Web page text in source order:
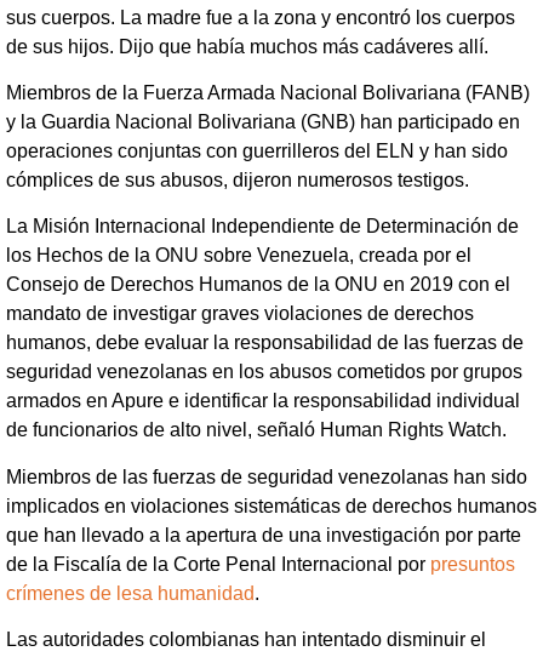
sus cuerpos. La madre fue a la zona y encontró los cuerpos
de sus hijos. Dijo que había muchos más cadáveres allí.
Miembros de la Fuerza Armada Nacional Bolivariana (FANB)
y la Guardia Nacional Bolivariana (GNB) han participado en
operaciones conjuntas con guerrilleros del ELN y han sido
cómplices de sus abusos, dijeron numerosos testigos.
La Misión Internacional Independiente de Determinación de
los Hechos de la ONU sobre Venezuela, creada por el
Consejo de Derechos Humanos de la ONU en 2019 con el
mandato de investigar graves violaciones de derechos
humanos, debe evaluar la responsabilidad de las fuerzas de
seguridad venezolanas en los abusos cometidos por grupos
armados en Apure e identificar la responsabilidad individual
de funcionarios de alto nivel, señaló Human Rights Watch.
Miembros de las fuerzas de seguridad venezolanas han sido
implicados en violaciones sistemáticas de derechos humanos
que han llevado a la apertura de una investigación por parte
de la Fiscalía de la Corte Penal Internacional por presuntos
crímenes de lesa humanidad.
Las autoridades colombianas han intentado disminuir el